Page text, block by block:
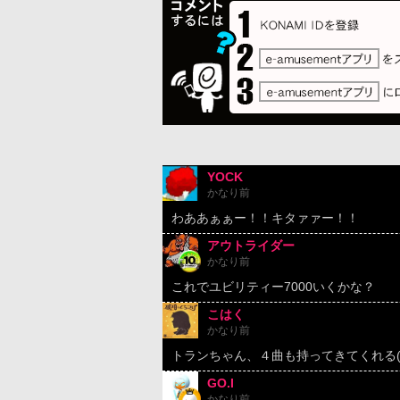
YOCK
かなり前
わああぁぁー！！キタァァー！！
アウトライダー
かなり前
これでユビリティー7000いくかな？
こはく
かなり前
トランちゃん、４曲も持ってきてくれ
GO.I